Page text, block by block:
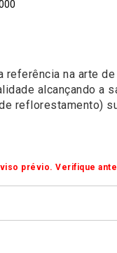
referência na arte
alcançando
reflorestamento)
prévio. Verifique